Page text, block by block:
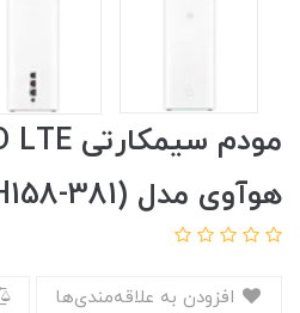
هوآوی مدل CPE Pro 5 (H158-381)